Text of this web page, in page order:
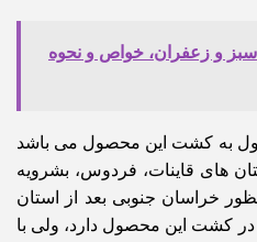
و زعفران، خواص و نحوه
به کشت این محصول می باشد
های قاینات، فردوس، بشرویه
خراسان جنوبی بعد از استان
کشت این محصول دارد، ولی با